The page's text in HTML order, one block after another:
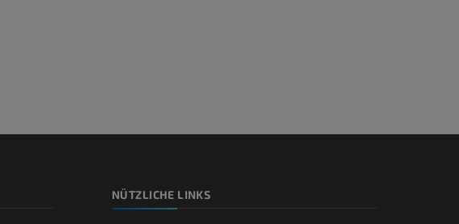
NÜTZLICHE LINKS